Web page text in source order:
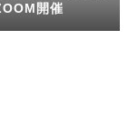
開催